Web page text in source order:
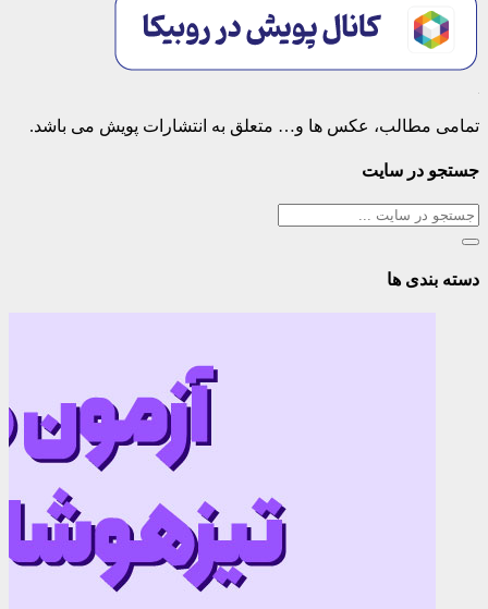
تمامی مطالب، عکس ها و… متعلق به انتشارات پویش می باشد.
جستجو در سایت
دسته بندی ها